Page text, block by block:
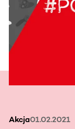
Akcja01.02.2021